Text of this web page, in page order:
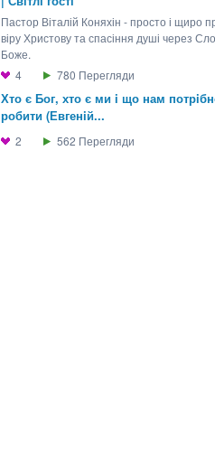
Пастор Віталій Коняхін - просто і щиро
віру Христову та спасіння душі через
Боже.
4
780 Перегляди
Хто є Бог, хто є ми i що нам
робити (Евгенiй...
2 562 Перегляди